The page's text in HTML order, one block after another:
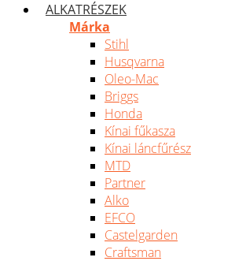
ALKATRÉSZEK
Márka
Stihl
Husqvarna
Oleo-Mac
Briggs
Honda
Kínai fűkasza
Kínai láncfűrész
MTD
Partner
Alko
EFCO
Castelgarden
Craftsman